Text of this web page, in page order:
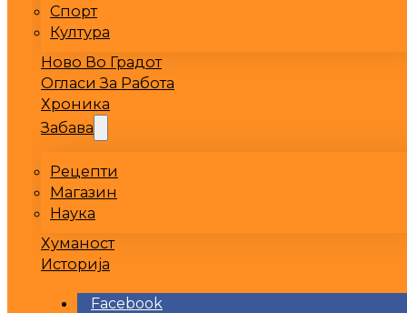
Спорт
Култура
Ново Во Градот
Огласи За Работа
Хроника
Забава
Рецепти
Магазин
Наука
Хуманост
Историја
Facebook